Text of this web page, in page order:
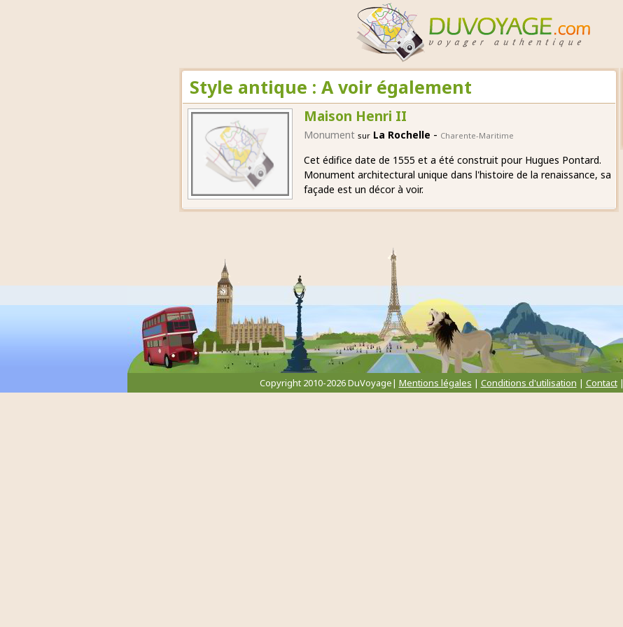
Style antique : A voir également
Maison Henri II
Monument sur La Rochelle - Charente-Maritime
Cet édifice date de 1555 et a été construit pour Hugues Pontard.
Monument architectural unique dans l'histoire de la renaissance, sa
façade est un décor à voir.
Copyright 2010-2026 DuVoyage| Mentions légales | Conditions d'utilisation | Contact|